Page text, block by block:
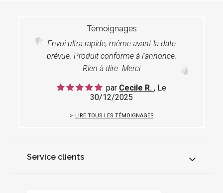
Témoignages
Envoi ultra rapide, même avant la date
prévue. Produit conforme à l'annonce.
Rien à dire. Merci
par Cecile R. , Le
30/12/2025
LIRE TOUS LES TÉMOIGNAGES
Service clients